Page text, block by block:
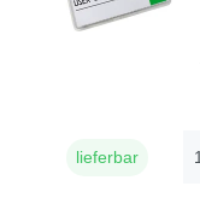
lieferbar